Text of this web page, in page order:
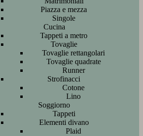
Piazza e mezza
Singole
Cucina
Tappeti a metro
Tovaglie
Tovaglie rettangolari
Tovaglie quadrate
Runner
Strofinacci
Cotone
Lino
Soggiorno
Tappeti
Elementi divano
Plaid